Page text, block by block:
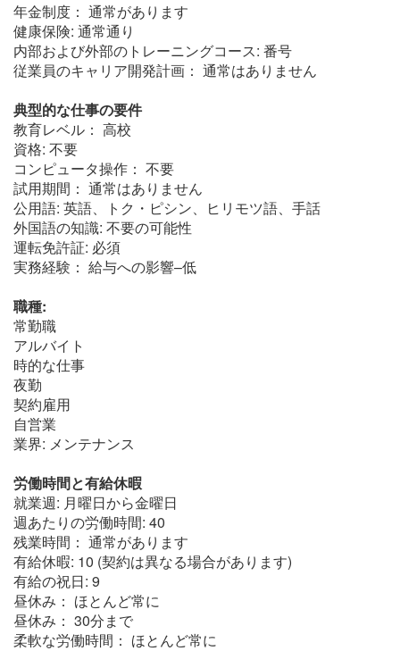
年金制度： 通常があります
健康保険: 通常通り
内部および外部のトレーニングコース: 番号
従業員のキャリア開発計画： 通常はありません
典型的な仕事の要件
教育レベル： 高校
資格: 不要
コンピュータ操作： 不要
試用期間： 通常はありません
公用語: 英語、トク・ピシン、ヒリモツ語、手話
外国語の知識: 不要の可能性
運転免許証: 必須
実務経験： 給与への影響–低
職種:
常勤職
アルバイト
時的な仕事
夜勤
契約雇用
自営業
業界: メンテナンス
労働時間と有給休暇
就業週: 月曜日から金曜日
週あたりの労働時間: 40
残業時間： 通常があります
有給休暇: 10 (契約は異なる場合があります)
有給の祝日: 9
昼休み： ほとんど常に
昼休み： 30分まで
柔軟な労働時間： ほとんど常に